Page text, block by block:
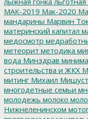
МАК-2019 Мак-2020
мандарины Марвин
материнский капитал
медосмотр
метеорит методика
вода Минздрав
строительства и ЖКХ
митинг Михаил
многодетные семьи
молодежь молоко
Нижнеленинском